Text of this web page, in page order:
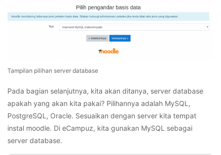
Tampilan pilihan server database
Pada bagian selanjutnya, kita akan ditanya, server database
apakah yang akan kita pakai? Pilihannya adalah MySQL,
PostgreSQL, Oracle. Sesuaikan dengan server kita tempat
instal moodle. Di eCampuz, kita gunakan MySQL sebagai
server database.